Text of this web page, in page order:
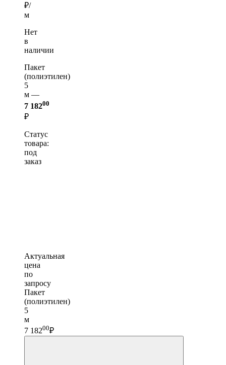
₽/
м
Нет
в
наличии
Пакет
(полиэтилен)
5
м —
7 18200
₽
Статус
товара:
под
заказ
Актуальная
цена
по
запросу
Пакет
(полиэтилен)
5
м
7 18200₽